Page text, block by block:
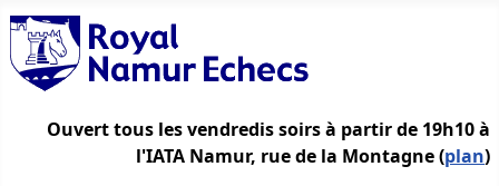
Ouvert tous les vendredis soirs à partir de 19h10 à
l'IATA Namur, rue de la Montagne (plan)